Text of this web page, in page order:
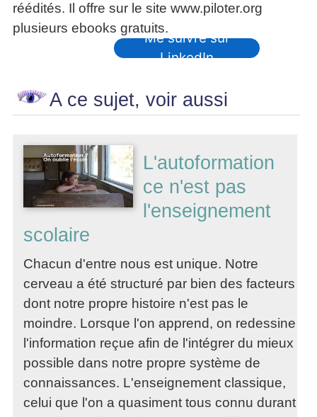
réédités. Il offre sur le site www.piloter.org
plusieurs ebooks gratuits.
Me suivre sur
LinkedIn
A ce sujet, voir aussi
L'autoformation
ce n'est pas
l'enseignement
scolaire
Chacun d'entre nous est unique. Notre
cerveau a été structuré par bien des facteurs
dont notre propre histoire n'est pas le
moindre. Lorsque l'on apprend, on redessine
l'information reçue afin de l'intégrer du mieux
possible dans notre propre système de
connaissances. L'enseignement classique,
celui que l'on a quasiment tous connu durant